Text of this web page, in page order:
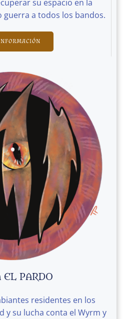
su espacio en la
guerra a todos los bandos.
EL PARDO
residentes en los
y su lucha conta el Wyrm y